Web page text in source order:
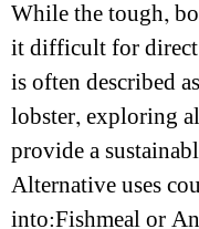
While the tough,
it difficult for direct
is often described
lobster, exploring
provide a
Alternative uses
into:Fishmeal or